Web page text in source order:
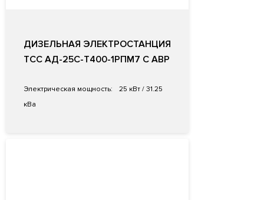
ДИЗЕЛЬНАЯ ЭЛЕКТРОСТАНЦИЯ
ТСС АД-25С-Т400-1РПМ7 С АВР
Электрическая мощность:
25 кВт / 31.25
кВа